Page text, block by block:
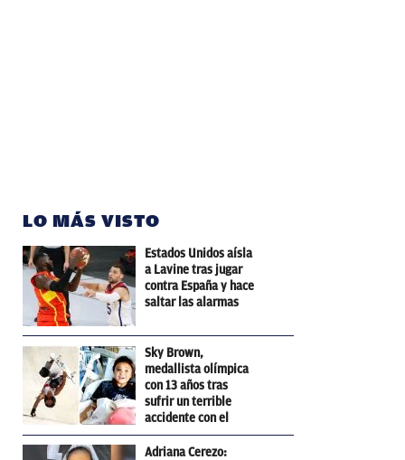
LO MÁS VISTO
Estados Unidos aísla
a Lavine tras jugar
contra España y hace
saltar las alarmas
Sky Brown,
medallista olímpica
con 13 años tras
sufrir un terrible
accidente con el
skateboard
Adriana Cerezo: